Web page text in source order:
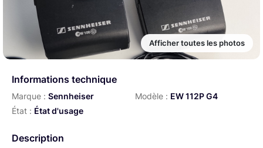
Afficher toutes les photos
Informations technique
Marque : Sennheiser Modèle : EW 112P G4
État : État d'usage
Description